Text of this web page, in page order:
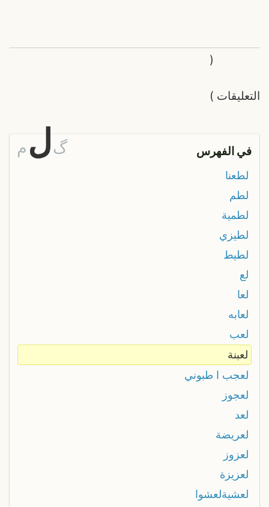
التعليقات
(
)
في الفهرس گل م
لطعنا
لطم
لطمية
لطيزي
لطيط
لع
لعا
لعابه
لعب
لعبنة
لعجب ا طبوني
لعجوز
لعد
لعريضة
لعزوز
لعزيزة
لعشيةلعشوا